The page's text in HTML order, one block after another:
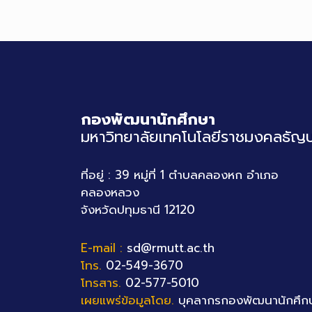
กองพัฒนานักศึกษา
มหาวิทยาลัยเทคโนโลยีราชมงคลธัญ
ที่อยู่ : 39 หมู่ที่ 1 ตำบลคลองหก อำเภอ
คลองหลวง
จังหวัดปทุมธานี 12120
E-mail : sd@rmutt.ac.th
โทร. 02-549-3670
โทรสาร. 02-577-5010
เผยแพร่ข้อมูลโดย. บุคลากรกองพัฒนานักศึก